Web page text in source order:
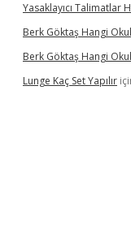
Yasaklayıcı Talimatlar
Berk Göktaş Hangi
Berk Göktaş Hangi
Lunge Kaç Set Yapılır